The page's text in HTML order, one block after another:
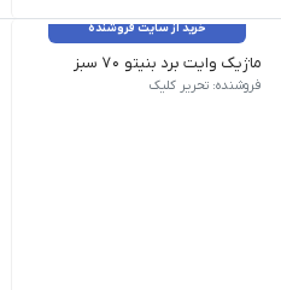
خرید از سایت فروشنده
ماژیک وایت برد بنیتو 70 سبز
فروشنده: تحریر کلیک